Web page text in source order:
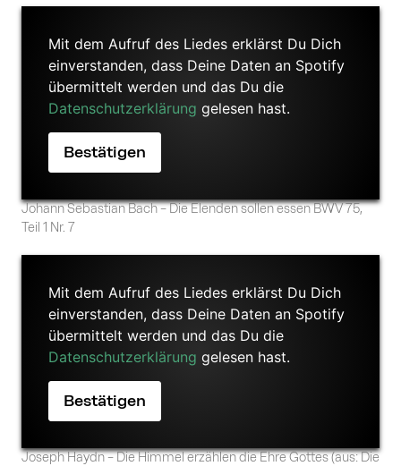
Mit dem Aufruf des Liedes erklärst Du Dich
einverstanden, dass Deine Daten an Spotify
übermittelt werden und das Du die
Datenschutzerklärung gelesen hast.
Johann Sebastian Bach – Die Elenden sollen essen BWV 75,
Teil 1 Nr. 7
Mit dem Aufruf des Liedes erklärst Du Dich
einverstanden, dass Deine Daten an Spotify
übermittelt werden und das Du die
Datenschutzerklärung gelesen hast.
Joseph Haydn – Die Himmel erzählen die Ehre Gottes (aus: Die